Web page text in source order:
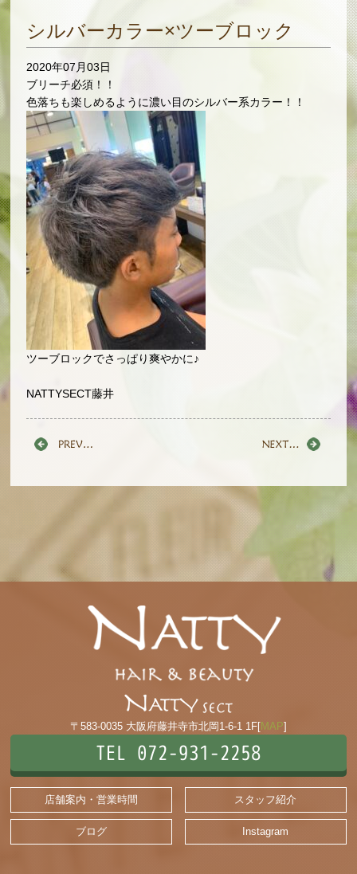
シルバーカラー×ツーブロック
2020年07月03日
ブリーチ必須！！
色落ちも楽しめるように濃い目のシルバー系カラー！！
ツーブロックでさっぱり爽やかに♪
NATTYSECT藤井
〒583-0035 大阪府藤井寺市北岡1-6-1 1F[MAP]
TEL 072-931-2258
店舗案内・営業時間 スタッフ紹介
ブログ Instagram